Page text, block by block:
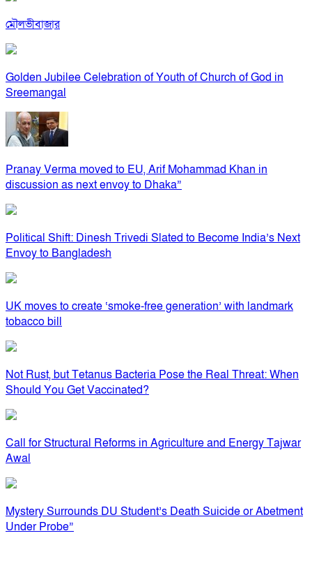
মৌলভীবাজার
Golden Jubilee Celebration of Youth of Church of God in
Sreemangal
Pranay Verma moved to EU, Arif Mohammad Khan in
discussion as next envoy to Dhaka”
Political Shift: Dinesh Trivedi Slated to Become India’s Next
Envoy to Bangladesh
UK moves to create ‘smoke-free generation’ with landmark
tobacco bill
Not Rust, but Tetanus Bacteria Pose the Real Threat: When
Should You Get Vaccinated?
Call for Structural Reforms in Agriculture and Energy Tajwar
Awal
Mystery Surrounds DU Student’s Death Suicide or Abetment
Under Probe”